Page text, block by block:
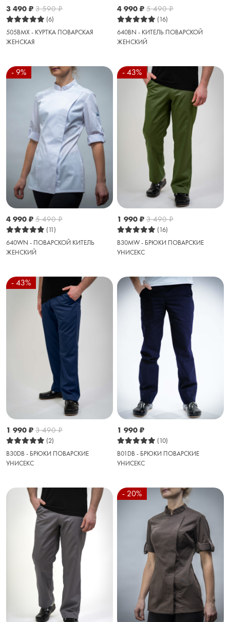
3 490 ₽ 3 590₽
(6)
505BMX - КУРТКА ПОВАРСКАЯ
ЖЕНСКАЯ
4 990 ₽ 5 490₽
(16)
640BN - КИТЕЛЬ ПОВАРСКОЙ
ЖЕНСКИЙ
- 9%
4 990 ₽ 5 490₽
(11)
640WN - ПОВАРСКОЙ КИТЕЛЬ
ЖЕНСКИЙ
- 43%
1 990 ₽ 3 490₽
(16)
B30MW - БРЮКИ ПОВАРСКИЕ
УНИСЕКС
- 43%
1 990 ₽ 3 490₽
(2)
B30DB - БРЮКИ ПОВАРСКИЕ
УНИСЕКС
1 990 ₽
(10)
B01DB - БРЮКИ ПОВАРСКИЕ
УНИСЕКС
- 20%